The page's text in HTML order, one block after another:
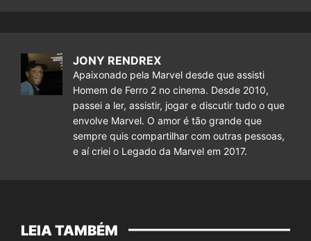
JONY RENDREX
Apaixonado pela Marvel desde que assisti
Homem de Ferro 2 no cinema. Desde 2010,
passei a ler, assistir, jogar e discutir tudo o que
envolve Marvel. O amor é tão grande que
sempre quis compartilhar com outras pessoas,
e aí criei o Legado da Marvel em 2017.
LEIA TAMBÉM